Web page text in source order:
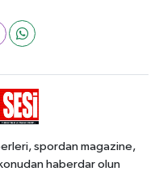
spordan magazine,
haberdar olun